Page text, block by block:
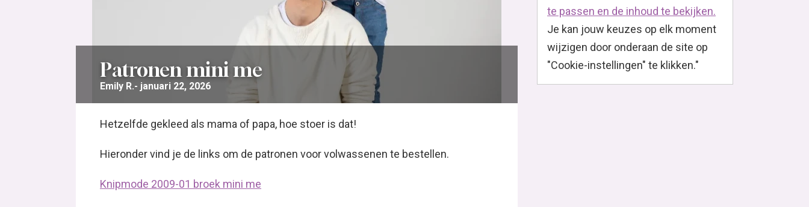
Patronen mini me
Emily R. januari 22, 2026
Hetzelfde gekleed als mama of papa, hoe stoer is dat!
Hieronder vind je de links om de patronen voor volwassenen te bestellen.
Knipmode 2009-01 broek mini me
te passen en de inhoud te bekijken.
Je kan jouw keuzes op elk moment
wijzigen door onderaan de site op
"Cookie-instellingen" te klikken."